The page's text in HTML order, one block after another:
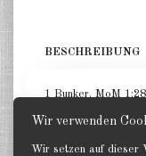
Wir verwenden
Wir setzen auf dieser
BESCHREIBUNG
1 Bunker. MoM